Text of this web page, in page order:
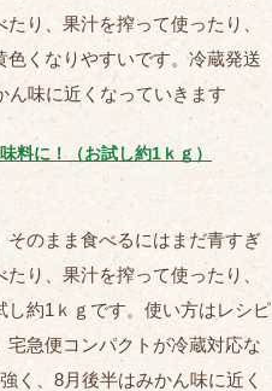
り、果汁を搾って使ったり、
くなりやすいです。冷蔵発送
ん味に近くなっていきます
料に！（お試し約1ｋｇ）
のまま食べるにはまだ青すぎ
り、果汁を搾って使ったり、
約1ｋｇです。使い方はレシピ
急便コンパクトが冷蔵対応な
く、8月後半はみかん味に近く